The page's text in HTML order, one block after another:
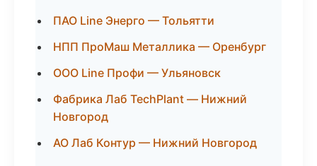
ПАО Line Энерго — Тольятти
НПП ПроМаш Металлика — Оренбург
ООО Line Профи — Ульяновск
Фабрика Лаб TechPlant — Нижний
Новгород
АО Лаб Контур — Нижний Новгород